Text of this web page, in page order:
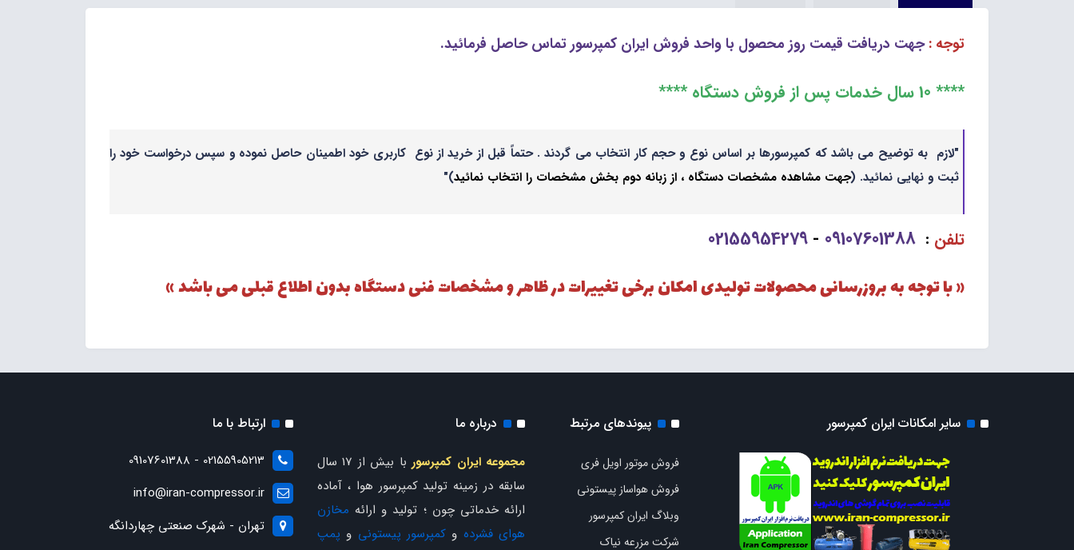
توجه : جهت دریافت قیمت روز محصول با واحد فروش ایران کمپرسور تماس حاصل فرمائید.
**** 10 سال خدمات پس از فروش دستگاه ****
"لازم به توضیح می باشد که کمپرسورها بر اساس نوع و حجم کار انتخاب می گردند . حتماً قبل از خرید از نوع کاربری خود اطمینان حاصل نموده و سپس درخواست خود را
ثبت و نهایی نمائید. (جهت مشاهده مشخصات دستگاه ، از زبانه دوم بخش مشخصات را انتخاب نمائید)"
تلفن :
09107601388
-
02155954279
« با توجه به بروزرسانی محصولات تولیدی امکان برخی تغییرات در ظاهر و مشخصات فنی دستگاه بدون اطلاع قبلی می باشد »
سایر امکانات ایران کمپرسور پیوندهای مرتبط
فروش موتور اویل فری
فروش هواساز پیستونی
وبلاگ ایران کمپرسور
شرکت مزرعه نیاک
درباره ما
مجموعه ایران کمپرسور
با بیش از 17 سال
سابقه در زمینه تولید کمپرسور هوا ، آماده
ارائه خدماتی چون ؛ تولید و ارائه مخازن
هوای فشرده و کمپرسور پیستونی و پمپ
ارتباط با ما
02155905213 - 09107601388
info@iran-compressor.ir
تهران - شهرک صنعتی چهاردانگه